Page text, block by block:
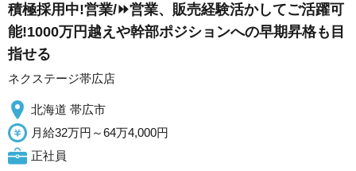
積極採用中!営業/⏩️営業、販売経験活かしてご活躍可
能!1000万円越えや幹部ポジションへの早期昇格も目
指せる
ネクステージ帯広店
北海道 帯広市
月給32万円～64万4,000円
正社員